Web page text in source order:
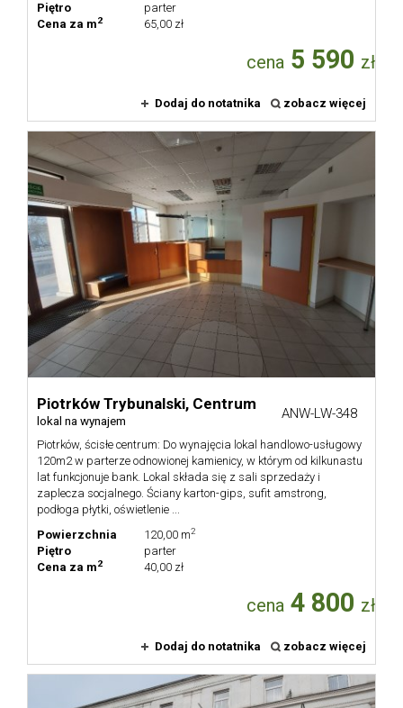
ofertę
Szukam
Kontakt
Piętro
parter
Cena za m2 65,00 zł
cena 5 590 zł
Dodaj do notatnika zobacz więcej
Piotrków Trybunalski, Centrum
lokal na wynajem ANW-LW-348
Piotrków, ścisłe centrum: Do wynajęcia lokal handlowo-usługowy
120m2 w parterze odnowionej kamienicy, w którym od kilkunastu
lat funkcjonuje bank. Lokal składa się z sali sprzedaży i
zaplecza socjalnego. Ściany karton-gips, sufit amstrong,
podłoga płytki, oświetlenie ...
Powierzchnia
120,00 m2
Piętro
parter
Cena za m2 40,00 zł
cena 4 800 zł
Dodaj do notatnika zobacz więcej